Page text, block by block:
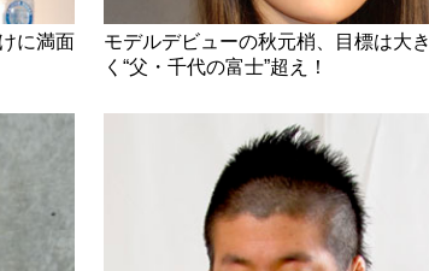
に満面
モデルデビューの秋元梢、目標は大き
く“父・千代の富士”超え！